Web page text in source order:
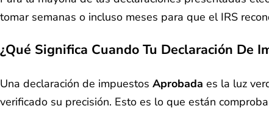
tomar semanas o incluso meses para que el IRS
¿Qué Significa Cuando Tu Declaración De
Una declaración de impuestos Aprobada es la luz
verificado su precisión. Esto es lo que están